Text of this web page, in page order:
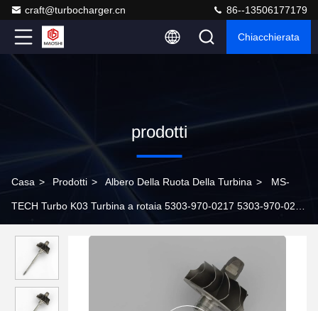
craft@turbocharger.cn 86--13506177179
Chiacchierata
prodotti
Casa > Prodotti > Albero Della Ruota Della Turbina > MS-
TECH Turbo K03 Turbina a rotaia 5303-970-0217 5303-970-0248